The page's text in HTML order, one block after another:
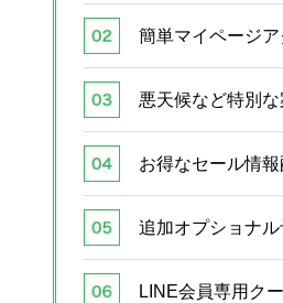
簡単マイページア
悪天候など特別な
お得なセール情
追加オプショナル
LINE会員専用ク